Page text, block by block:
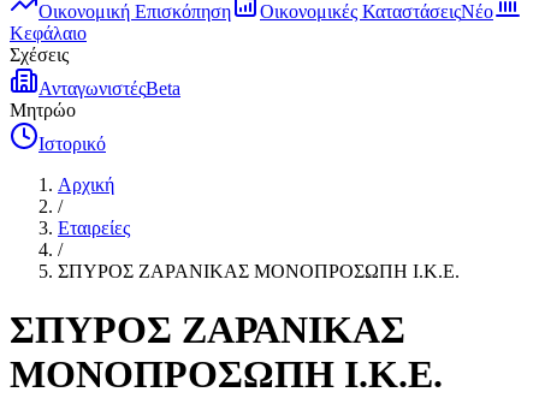
Οικονομική Επισκόπηση
Οικονομικές ΚαταστάσειςΝέο
Κεφάλαιο
Σχέσεις
ΑνταγωνιστέςBeta
Μητρώο
Ιστορικό
Αρχική
/
Εταιρείες
/
ΣΠΥΡΟΣ ΖΑΡΑΝΙΚΑΣ ΜΟΝΟΠΡΟΣΩΠΗ Ι.Κ.Ε.
ΣΠΥΡΟΣ ΖΑΡΑΝΙΚΑΣ
ΜΟΝΟΠΡΟΣΩΠΗ Ι.Κ.Ε.